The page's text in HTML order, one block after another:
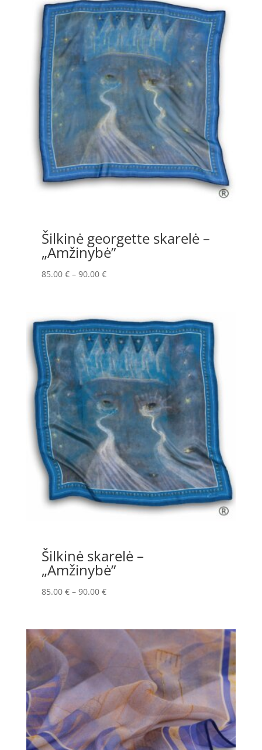
90.00 €
Šilkinė georgette skarelė –
„Amžinybė”
85.00 € – 90.00 €Price
through
90.00 €
Šilkinė skarelė –
„Amžinybė”
85.00 € – 90.00 €Price
through